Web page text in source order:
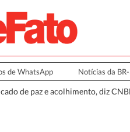
de WhatsApp Notícias da
de paz e acolhimento, diz